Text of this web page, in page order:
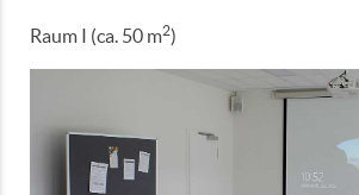
Raum I (ca. 50 m2)